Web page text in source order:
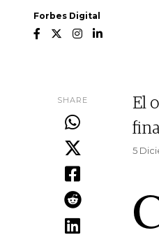
Forbes Digital
SHARE
El
5